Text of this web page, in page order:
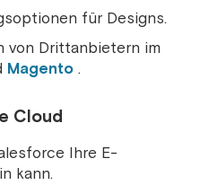
für Designs.
von Drittanbietern im
Magento .
Cloud
Ihre E-
kann.